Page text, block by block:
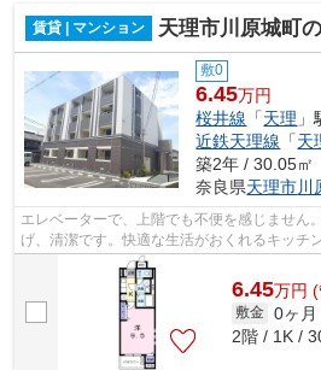
賃貸 | マンション 天理市川原城町
敷0
6.45万円
桜井線 「天理
近鉄天理線 「天
築2年 / 30.05㎡
奈良県天理市川
エレベーターで、上階でも不便を感じません
げ、清潔です。快適な生活がおくれるキッチ
オートロック付き物件で多くの方に好評...
6.45万円
敷金 0ヶ月
2階 / 1K /